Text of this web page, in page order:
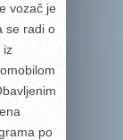
vozač je
se radi o
iz
po